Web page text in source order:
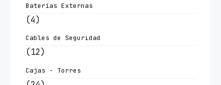
Baterías Externas
(4)
Cables de Seguridad
(12)
Cajas - Torres